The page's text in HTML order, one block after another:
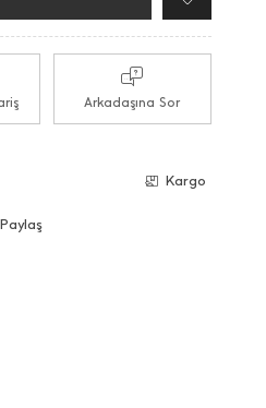
Arkadaşına Sor
Kargo
Paylaş